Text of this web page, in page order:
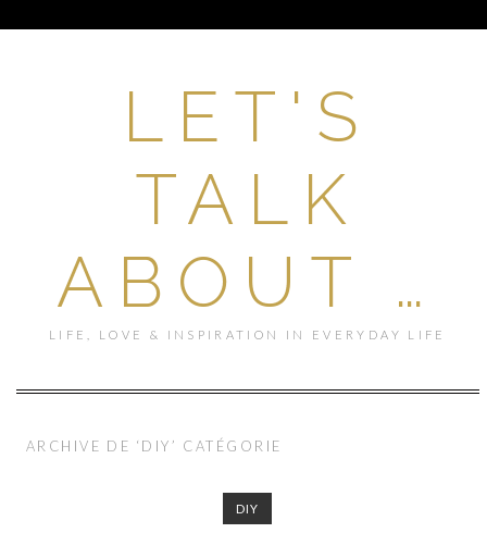
LET'S
TALK
ABOUT …
LIFE, LOVE & INSPIRATION IN EVERYDAY LIFE
ARCHIVE DE ‘DIY’ CATÉGORIE
DIY